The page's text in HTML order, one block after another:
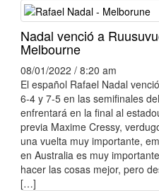
Nadal venció a
Melbourne
08/01/2022 / 8:20 am
El español Rafael Nadal
6-4 y 7-5 en las semifinales
enfrentará en la final al
previa Maxime Cressy,
una vuelta muy importante,
en Australia es muy
hacer las cosas mejor, pero
[…]